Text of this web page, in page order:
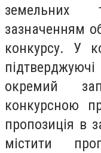
земельних
зазначенням
конкурсу. У
окремий
конкурсною
пропозиція в
містити